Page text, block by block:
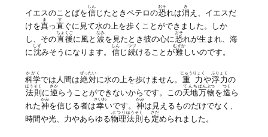
イエスのことばを信
しん
じたときペテロの恐
おそ
れは消
き
え、イエスだ
けを真
ま
っ直
す
ぐに見て水の上を歩くことができました。しか
し、その直後
ちょくご
に風と 波
なみ
を見たとき彼の心に恐
おそ
れが生まれ、海
に沈
しず
みそうになります。 信
しん
じ 続
つづ
けることが難
むずか
しいのです。
科学
かがく
では人間は絶対
ぜったい
に水の上を歩けません。 重力
じゅうりょく
や浮力
ふりょく
の
法則
ほうそく
に逆
さか
らうことができないからです。この天地
てんち
万物
ばんぶつ
を造
つく
ら
れた神
かみ
を信じる者は幸
さいわ
いです。 神
かみ
は見えるものだけでなく、
時間や光、力やあらゆる物理
ぶつり
法則
ほうそく
も 定
さだ
められました。